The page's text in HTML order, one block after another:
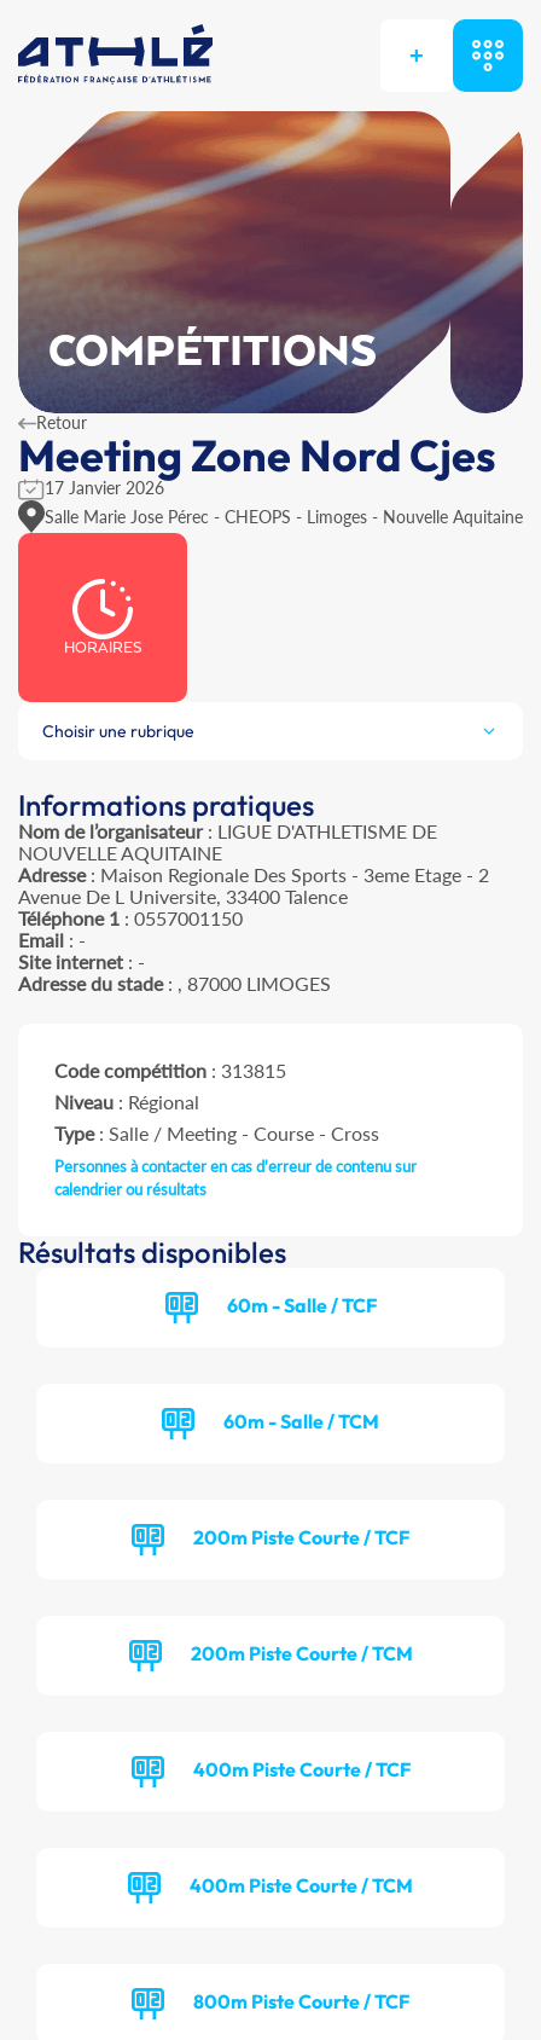
+
COMPÉTITIONS
Retour
Meeting Zone Nord Cjes
17 Janvier 2026
Salle Marie Jose Pérec - CHEOPS - Limoges - Nouvelle Aquitaine
HORAIRES
Choisir une rubrique
Informations pratiques
Nom de l’organisateur: LIGUE D'ATHLETISME DE
NOUVELLE AQUITAINE
Adresse: Maison Regionale Des Sports - 3eme Etage - 2
Avenue De L Universite, 33400 Talence
Téléphone 1 : 0557001150
Email : -
Site internet : -
Adresse du stade: , 87000 LIMOGES
Code compétition : 313815
Niveau : Régional
Type: Salle / Meeting - Course - Cross
Personnes à contacter en cas d'erreur de contenu sur
calendrier ou résultats
Résultats disponibles
60m - Salle / TCF
60m - Salle / TCM
200m Piste Courte / TCF
200m Piste Courte / TCM
400m Piste Courte / TCF
400m Piste Courte / TCM
800m Piste Courte / TCF